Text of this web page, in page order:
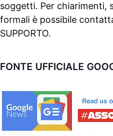
soggetti. Per chiarimenti,
formali è possibile
SUPPORTO.
FONTE UFFICIALE